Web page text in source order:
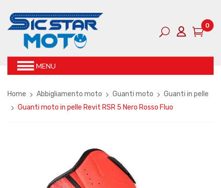
0
MENU
Home Abbigliamento moto Guanti moto
Guanti in pelle
Guanti moto in pelle Revit RSR 5 Nero Rosso Fluo